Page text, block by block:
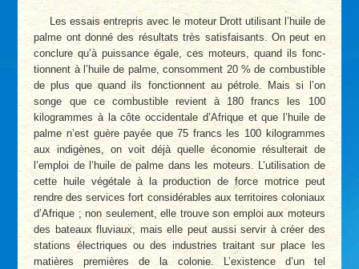
Les essais entrepris avec le moteur Drott utilisant l’huile de
palme ont donné des résultats très satisfaisants. On peut en
conclure qu’à puissance égale, ces moteurs, quand ils fonc­
tionnent à l’huile de palme, consomment 20 % de combustible
de plus que quand ils fonctionnent au pétrole. Mais si l’on
songe­ que ce combustible revient à 180 francs les 100
kilogrammes à la côte occidentale d’Afrique et que l’huile de
palme n’est guère payée que 75 francs les 100 kilogrammes
aux indigènes, on voit déjà quelle économie résulterait de
l’emploi de l’huile de palme dans les moteurs. L’utilisation de
cette huile végétale à la pro­duction de force motrice peut
rendre des ser­vices fort considérables aux territoires colo­niaux
d’Afrique ; non seulement, elle trouve son emploi aux moteurs
des bateaux fluviaux, mais elle peut aussi servir à créer des
stations électriques ou des industries traitant sur place les
matières premières de la colonie. L’existence d’un tel